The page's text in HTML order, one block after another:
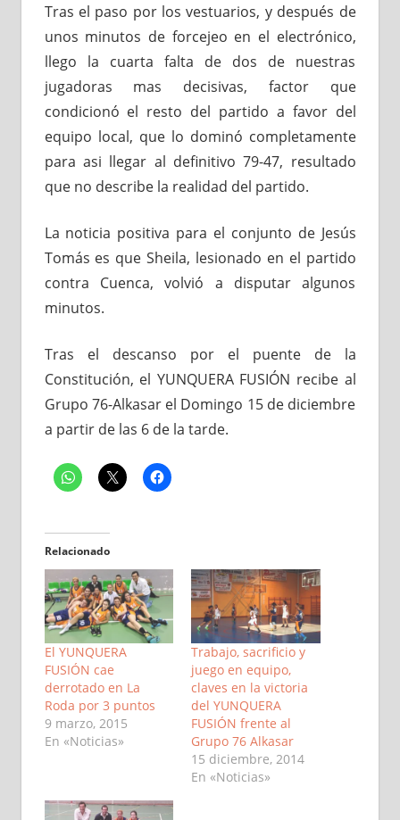
Tras el paso por los vestuarios, y después de
unos minutos de forcejeo en el electrónico,
llego la cuarta falta de dos de nuestras
jugadoras mas decisivas, factor que
condicionó el resto del partido a favor del
equipo local, que lo dominó completamente
para asi llegar al definitivo 79-47, resultado
que no describe la realidad del partido.
La noticia positiva para el conjunto de Jesús
Tomás es que Sheila, lesionado en el partido
contra Cuenca, volvió a disputar algunos
minutos.
Tras el descanso por el puente de la
Constitución, el YUNQUERA FUSIÓN recibe al
Grupo 76-Alkasar el Domingo 15 de diciembre
a partir de las 6 de la tarde.
Relacionado
El YUNQUERA
FUSIÓN cae
derrotado en La
Roda por 3 puntos
9 marzo, 2015
En «Noticias»
Trabajo, sacrificio y
juego en equipo,
claves en la victoria
del YUNQUERA
FUSIÓN frente al
Grupo 76 Alkasar
15 diciembre, 2014
En «Noticias»